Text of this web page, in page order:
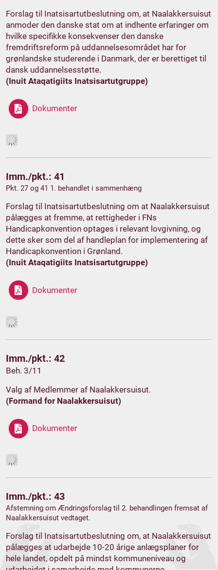
Forslag til Inatsisartutbeslutning om, at Naalakkersuisut
anmoder den danske stat om at indhente erfaringer om
hvilke specifikke konsekvenser den danske
fremdriftsreform på uddannelsesområdet har for
grønlandske studerende i Danmark, der er berettiget til
dansk uddannelsesstøtte.
(Inuit Ataqatigiits Inatsisartutgruppe)
Dokumenter
Imm./pkt.: 41
Pkt. 27 og 41 1. behandlet i sammenhæng
Forslag til Inatsisartutbeslutning om at Naalakkersuisut
pålægges at fremme, at rettigheder i FNs
Handicapkonvention optages i relevant lovgivning, og
dette sker som del af handleplan for implementering af
Handicapkonvention i Grønland.
(Inuit Ataqatigiits Inatsisartutgruppe)
Dokumenter
Imm./pkt.: 42
Beh. 3/11
Valg af Medlemmer af Naalakkersuisut.
(Formand for Naalakkersuisut)
Dokumenter
Imm./pkt.: 43
Afstemning om Ændringsforslag til 2. behandlingen fremsat af
Naalakkersuisut vedtaget.
Forslag til Inatsisartutbeslutning om, at Naalakkersuisut
pålægges at udarbejde 10-20 årige anlægsplaner for
hele landet, opdelt på mindst kommuneniveau og